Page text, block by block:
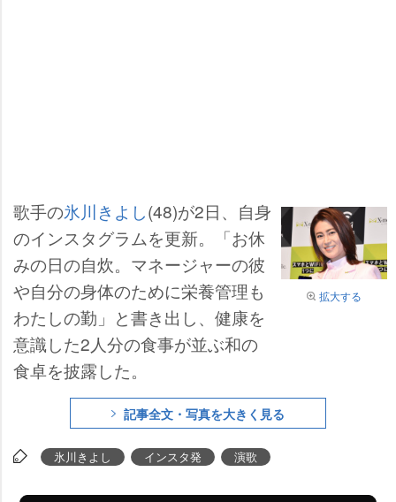
拡大する
歌手の氷川きよし(48)が2日、自身
のインスタグラムを更新。「お休
みの日の自炊。マネージャーの彼
自分の身体のために栄養管理も
わたしの勤」と書き出し、健康を
意識した2人分の食事が並ぶ和の
食卓を披露した。
記事全文・写真を大きく見る
氷川きよし インスタ発 演歌